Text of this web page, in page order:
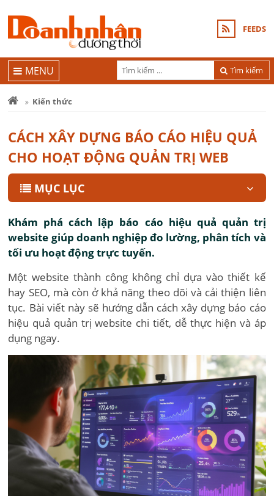
FEEDS
Tìm kiếm
MENU
Kiến thức
CÁCH XÂY DỰNG BÁO CÁO HIỆU QUẢ
CHO HOẠT ĐỘNG QUẢN TRỊ WEB
MỤC LỤC
Khám phá cách lập báo cáo hiệu quả quản trị
website giúp doanh nghiệp đo lường, phân tích và
tối ưu hoạt động trực tuyến.
Một website thành công không chỉ dựa vào thiết kế
hay SEO, mà còn ở khả năng theo dõi và cải thiện liên
tục. Bài viết này sẽ hướng dẫn cách xây dựng báo cáo
hiệu quả quản trị website chi tiết, dễ thực hiện và áp
dụng ngay.